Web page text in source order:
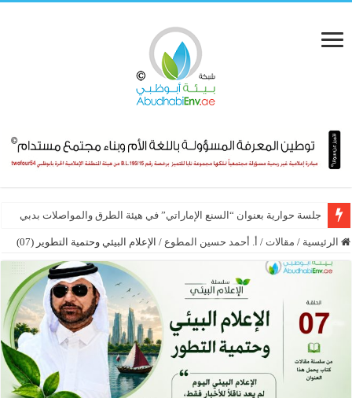
جلسة حوارية بعنوان “السنع الإماراتي” في هيئة الطرق والمواصلات بدبي
فصول من كتاب «الوطنيّة والمُواطَنة، الإمارات نموذجاً» (09 – 30)
الرئيسية / مقالات / أ. أحمد حسين المطوع / الإعلام البيئي وحتمية التطوير (07)